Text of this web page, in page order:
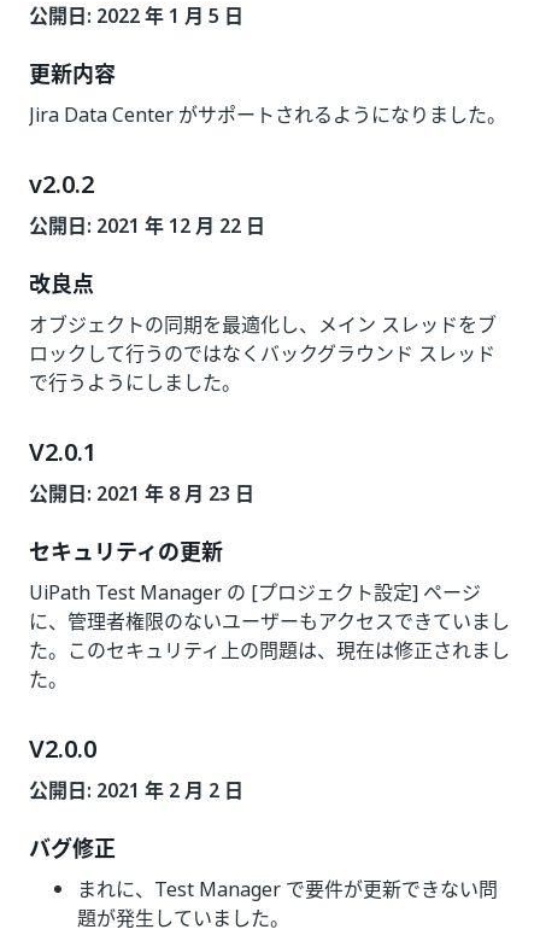
公開日: 2022 年 1 月 5 日
更新内容
Jira Data Center がサポートされるようになりました。
v2.0.2
公開日: 2021 年 12 月 22 日
改良点
オブジェクトの同期を最適化し、メイン スレッドをブ
ロックして行うのではなくバックグラウンド スレッド
で行うようにしました。
V2.0.1
公開日: 2021 年 8 月 23 日
セキュリティの更新
UiPath Test Manager の [プロジェクト設定] ページ
に、管理者権限のないユーザーもアクセスできていまし
た。このセキュリティ上の問題は、現在は修正されまし
た。
V2.0.0
公開日: 2021 年 2 月 2 日
バグ修正
まれに、Test Manager で要件が更新できない問
題が発生していました。